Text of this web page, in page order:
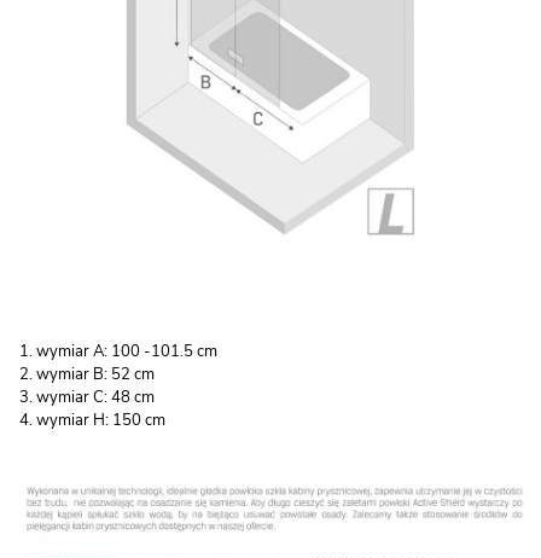
wymiar A: 100 -101.5 cm
wymiar B: 52 cm
wymiar C: 48 cm
wymiar H: 150 cm